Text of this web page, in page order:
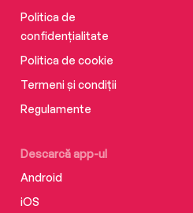
Descarcă app-ul
Android
iOS
Politica de
confidențialitate
Politica de cookie
Termeni și condiții
Regulamente